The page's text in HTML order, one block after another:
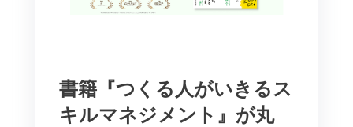
書籍『つくる人がいきるス
キルマネジメント』が丸